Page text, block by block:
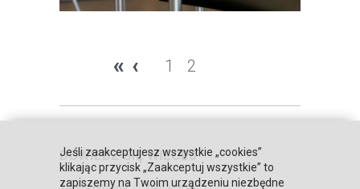
« ‹ 1 2
DOWIEDZ SIĘ WIĘCEJ
Jeśli zaakceptujesz wszystkie „cookies”
klikając przycisk „Zaakceptuj wszystkie” to
zapiszemy na Twoim urządzeniu niezbędne